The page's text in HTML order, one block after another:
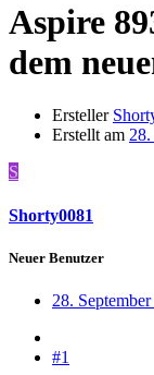
Aspire
dem
Ersteller
Erstellt am
S
Shorty0081
Neuer Benutzer
28.
#1